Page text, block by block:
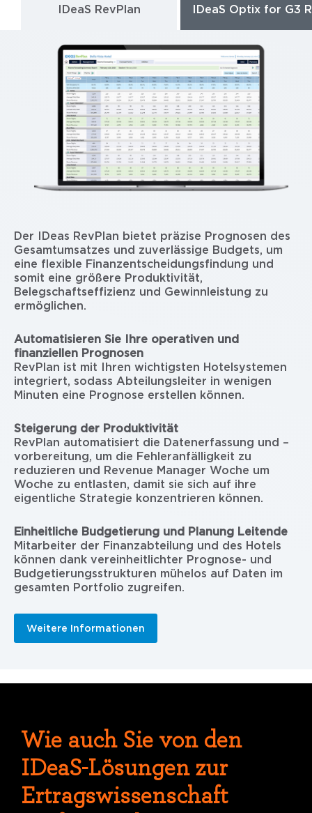
IDeaS RevPlan IDeaS Optix for G3
Der IDeas RevPlan bietet präzise Prognosen des
Gesamtumsatzes und zuverlässige Budgets, um
eine flexible Finanzentscheidungsfindung und
somit eine größere Produktivität,
Belegschaftseffizienz und Gewinnleistung zu
ermöglichen.
Automatisieren Sie Ihre operativen und
finanziellen Prognosen
RevPlan ist mit Ihren wichtigsten Hotelsystemen
integriert, sodass Abteilungsleiter in wenigen
Minuten eine Prognose erstellen können.
Steigerung der Produktivität
RevPlan automatisiert die Datenerfassung und –
vorbereitung, um die Fehleranfälligkeit zu
reduzieren und Revenue Manager Woche um
Woche zu entlasten, damit sie sich auf ihre
eigentliche Strategie konzentrieren können.
Einheitliche Budgetierung und Planung Leitende
Mitarbeiter der Finanzabteilung und des Hotels
können dank vereinheitlichter Prognose- und
Budgetierungsstrukturen mühelos auf Daten im
gesamten Portfolio zugreifen.
Weitere Informationen
Wie auch Sie von den
IDeaS-Lösungen zur
Ertragswissenschaft